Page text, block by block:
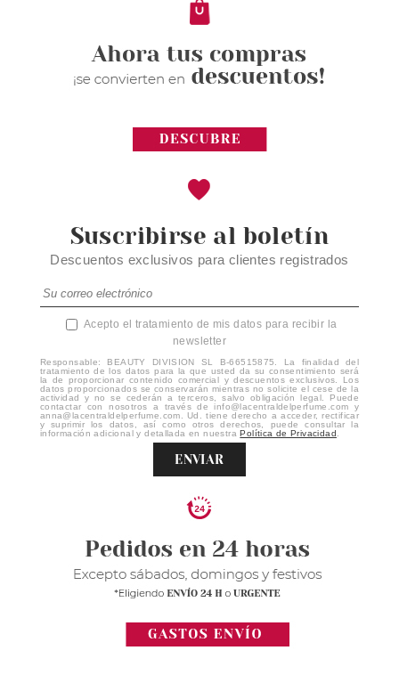
Suscribirse al boletín
Descuentos exclusivos para clientes registrados
Acepto el tratamiento de mis datos para recibir la
newsletter
Responsable: BEAUTY DIVISION SL B-66515875. La finalidad del
tratamiento de los datos para la que usted da su consentimiento será
la de proporcionar contenido comercial y descuentos exclusivos. Los
datos proporcionados se conservarán mientras no solicite el cese de la
actividad y no se cederán a terceros, salvo obligación legal. Puede
contactar con nosotros a través de info@lacentraldelperfume.com y
anna@lacentraldelperfume.com. Ud. tiene derecho a acceder, rectificar
y suprimir los datos, así como otros derechos, puede consultar la
información adicional y detallada en nuestraPolítica de Privacidad
ENVIAR